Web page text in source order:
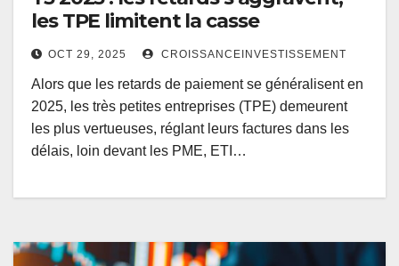
les TPE limitent la casse
OCT 29, 2025 CROISSANCEINVESTISSEMENT
Alors que les retards de paiement se généralisent en
2025, les très petites entreprises (TPE) demeurent
les plus vertueuses, réglant leurs factures dans les
délais, loin devant les PME, ETI…